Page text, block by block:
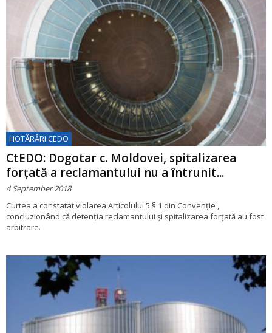
HOTĂRÂRI CEDO
CtEDO: Dogotar c. Moldovei, spitalizarea
forțată a reclamantului nu a întrunit...
4 September 2018
Curtea a constatat violarea Articolului 5 § 1 din Convenţie ,
concluzionând că detenţia reclamantului și spitalizarea forţată au fost
arbitrare.